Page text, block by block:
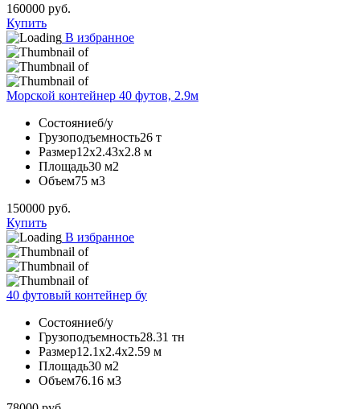
160000 руб.
Купить
В избранное
Морской контейнер 40 футов, 2.9м
Состояниеб/у
Грузоподъемность26 т
Размер12х2.43х2.8 м
Площадь30 м2
Объем75 м3
150000 руб.
Купить
В избранное
40 футовый контейнер бу
Состояниеб/у
Грузоподъемность28.31 тн
Размер12.1х2.4х2.59 м
Площадь30 м2
Объем76.16 м3